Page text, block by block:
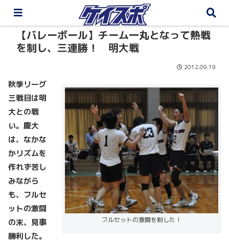
【バレーボール】チーム一丸となって熱戦
を制し、三連勝！ 明大戦
2012.09.19
フルセットの激闘を制した！
秋季リーグ
三戦目は明
大との戦
い。慶大
は、なかな
かリズムを
作れず苦し
みながら
も、フルセ
ットの激闘
の末、見事
勝利した。